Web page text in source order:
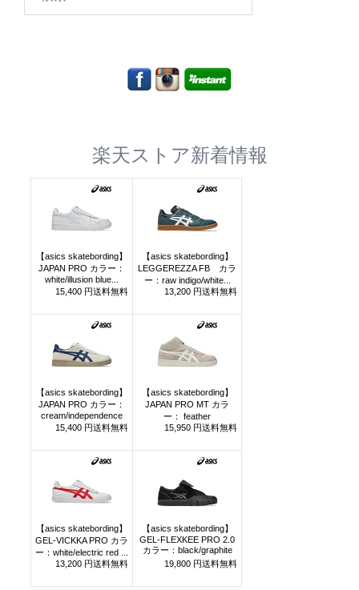
楽天ストア新着情報